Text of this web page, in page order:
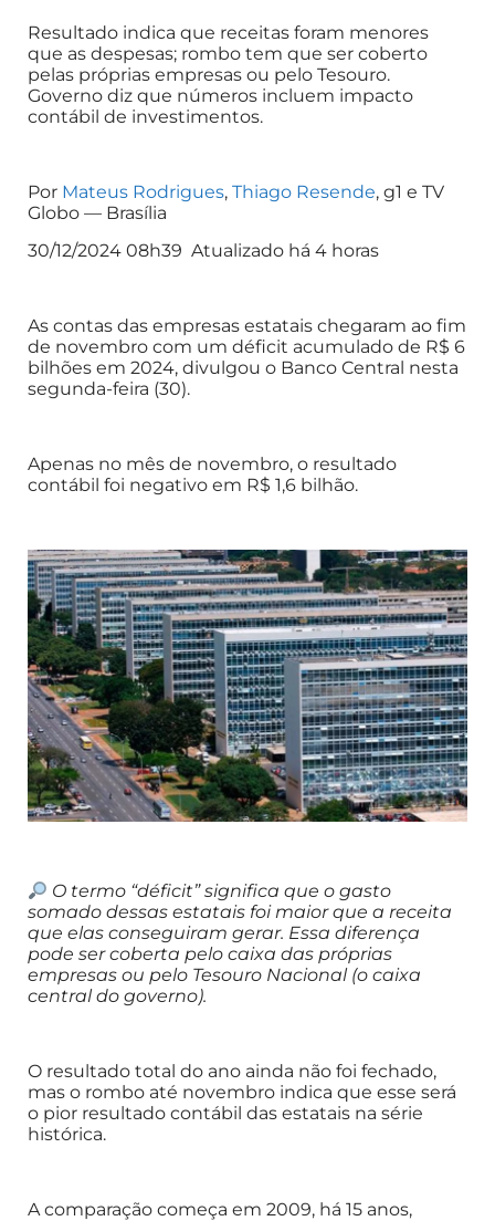
Resultado indica que receitas foram menores
que as despesas; rombo tem que ser coberto
pelas próprias empresas ou pelo Tesouro.
Governo diz que números incluem impacto
contábil de investimentos.
Por Mateus Rodrigues, Thiago Resende, g1 e TV
Globo — Brasília
30/12/2024 08h39 Atualizado há 4 horas
As contas das empresas estatais chegaram ao fim
de novembro com um déficit acumulado de R$ 6
bilhões em 2024, divulgou o Banco Central nesta
segunda-feira (30).
Apenas no mês de novembro, o resultado
contábil foi negativo em R$ 1,6 bilhão.
O termo “déficit” significa que o gasto
somado dessas estatais foi maior que a receita
que elas conseguiram gerar. Essa diferença
pode ser coberta pelo caixa das próprias
empresas ou pelo Tesouro Nacional (o caixa
central do governo).
O resultado total do ano ainda não foi fechado,
mas o rombo até novembro indica que esse será
o pior resultado contábil das estatais na série
histórica.
A comparação começa em 2009, há 15 anos,